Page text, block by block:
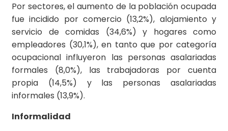
Por sectores, el aumento de la población ocupada
fue incidido por comercio (13,2%), alojamiento y
servicio de comidas (34,6%) y hogares como
empleadores (30,1%), en tanto que por categoría
ocupacional influyeron las personas asalariadas
formales (8,0%), las trabajadoras por cuenta
propia (14,5%) y las personas asalariadas
informales (13,9%).
Informalidad